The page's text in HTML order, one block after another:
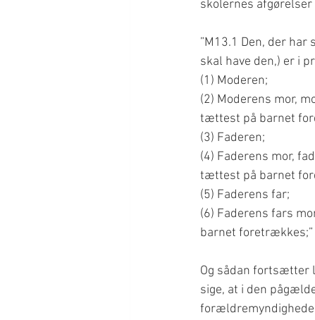
skolernes afgørelser
”M13.1 Den, der
skal have den,) er i
(1) Moderen;
(2) Moderens mor,
tættest på barnet
(3) Faderen;
(4) Faderens mor,
tættest på barnet
(5) Faderens far;
(6) Faderens fars
barnet foretrækkes;”
Og sådan fortsætter
sige, at i den